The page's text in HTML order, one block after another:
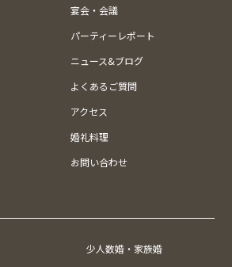
宴会・会議
パーティーレポート
ニュース&ブログ
よくあるご質問
アクセス
婚礼料理
お問い合わせ
少人数婚・家族婚